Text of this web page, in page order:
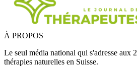
À PROPOS
Le seul média national qui s'adresse aux
thérapies naturelles en Suisse.